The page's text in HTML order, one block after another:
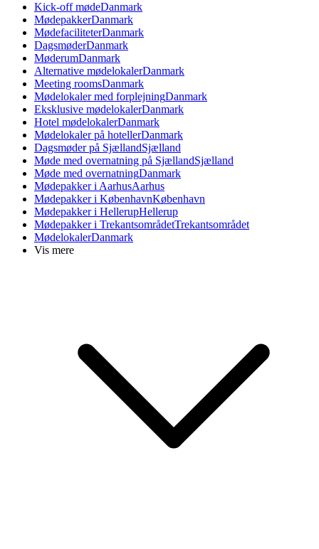
Kick-off mødeDanmark
MødepakkerDanmark
MødefaciliteterDanmark
DagsmøderDanmark
MøderumDanmark
Alternative mødelokalerDanmark
Meeting roomsDanmark
Mødelokaler med forplejningDanmark
Eksklusive mødelokalerDanmark
Hotel mødelokalerDanmark
Mødelokaler på hotellerDanmark
Dagsmøder på SjællandSjælland
Møde med overnatning på SjællandSjælland
Møde med overnatningDanmark
Mødepakker i AarhusAarhus
Mødepakker i KøbenhavnKøbenhavn
Mødepakker i HellerupHellerup
Mødepakker i TrekantsområdetTrekantsområdet
MødelokalerDanmark
Vis mere